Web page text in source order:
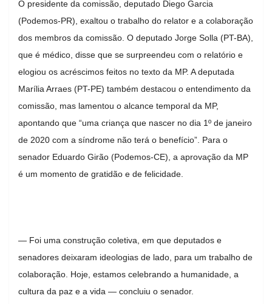
O presidente da comissão, deputado Diego Garcia
(Podemos-PR), exaltou o trabalho do relator e a colaboração
dos membros da comissão. O deputado Jorge Solla (PT-BA),
que é médico, disse que se surpreendeu com o relatório e
elogiou os acréscimos feitos no texto da MP. A deputada
Marília Arraes (PT-PE) também destacou o entendimento da
comissão, mas lamentou o alcance temporal da MP,
apontando que “uma criança que nascer no dia 1º de janeiro
de 2020 com a síndrome não terá o benefício”. Para o
senador Eduardo Girão (Podemos-CE), a aprovação da MP
é um momento de gratidão e de felicidade.
— Foi uma construção coletiva, em que deputados e
senadores deixaram ideologias de lado, para um trabalho de
colaboração. Hoje, estamos celebrando a humanidade, a
cultura da paz e a vida — concluiu o senador.